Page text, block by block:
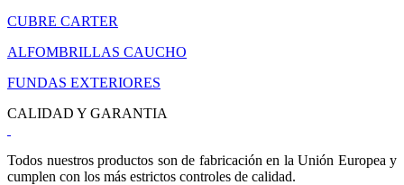
CUBRE CARTER
ALFOMBRILLAS CAUCHO
FUNDAS EXTERIORES
CALIDAD Y GARANTIA
Todos nuestros productos son de fabricación en la Unión Europea y
cumplen con los más estrictos controles de calidad.